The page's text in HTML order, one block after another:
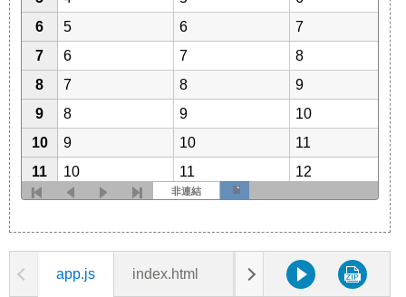
app.js index.html styles.css